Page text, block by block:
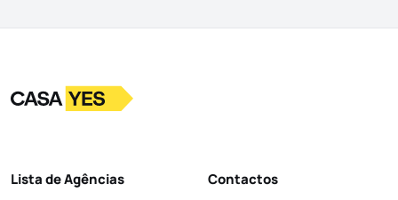
LogoIr para a homepage
Lista de Agências
Contactos